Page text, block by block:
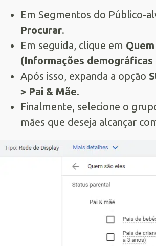
Em Segmentos do Público-
Procurar.
Em seguida, clique em
(Informações demográficas
Após isso, expanda a opção
> Pai & Mãe.
Finalmente, selecione o
mães que deseja alcançar